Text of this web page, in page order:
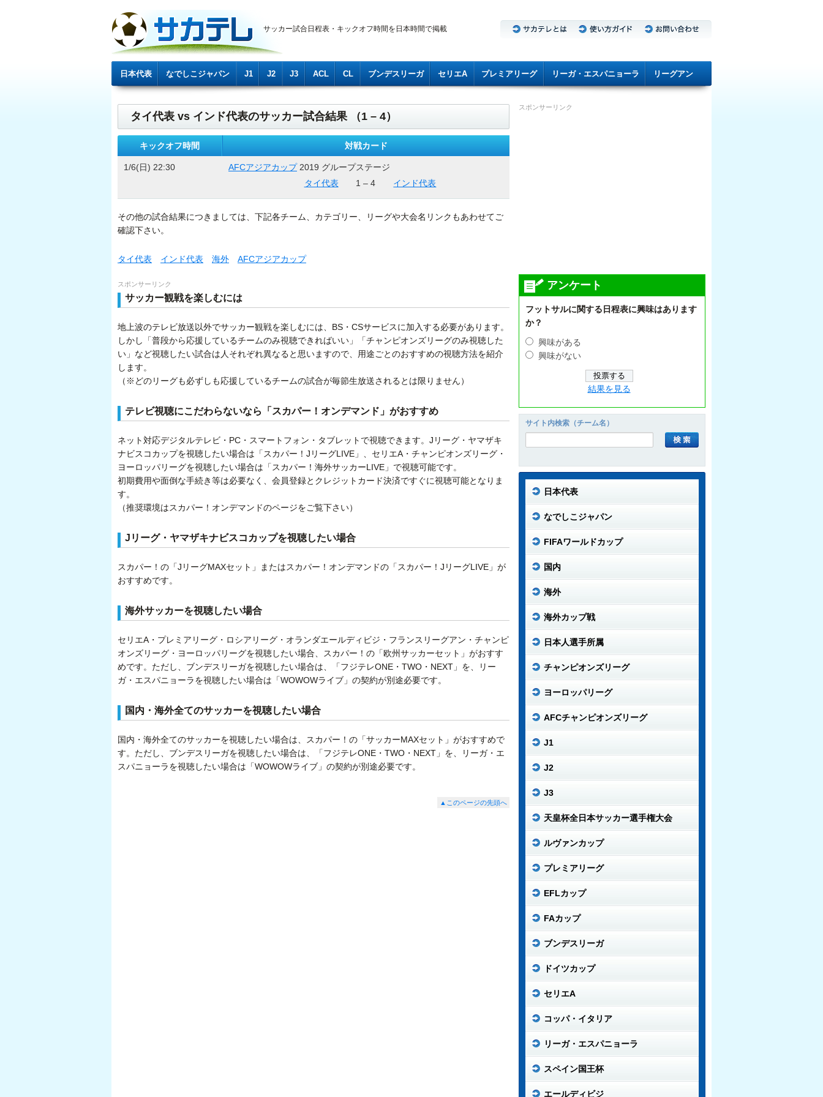
サッカー試合日程表・キックオフ時間を日本時間で掲載
日本代表 なでしこジャパン J1 J2 J3 ACL CL ブンデスリーガ セリエA プレミアリーグ リーガ・エスパニョーラ リーグアン
タイ代表 vs インド代表のサッカー試合結果 （1 – 4）
キックオフ時間 対戦カード
1/6(日) 22:30 AFCアジアカップ2019 グループステージ
タイ代表
1 – 4 インド代表
その他の試合結果につきましては、下記各チーム、カテゴリー、リーグや大会名リンクもあわせてご
確認下さい。
タイ代表 インド代表 海外 AFCアジアカップ
スポンサーリンク
サッカー観戦を楽しむには
地上波のテレビ放送以外でサッカー観戦を楽しむには、BS・CSサービスに加入する必要があります。
しかし「普段から応援しているチームのみ視聴できればいい」「チャンピオンズリーグのみ視聴した
い」など視聴したい試合は人それぞれ異なると思いますので、用途ごとのおすすめの視聴方法を紹介
します。
（※どのリーグも必ずしも応援しているチームの試合が毎節生放送されるとは限りません）
テレビ視聴にこだわらないなら「スカパー！オンデマンド」がおすすめ
ネット対応デジタルテレビ・PC・スマートフォン・タブレットで視聴できます。Jリーグ・ヤマザキ
ナビスコカップを視聴したい場合は「スカパー！JリーグLIVE」、セリエA・チャンピオンズリーグ・
ヨーロッパリーグを視聴したい場合は「スカパー！海外サッカーLIVE」で視聴可能です。
初期費用や面倒な手続き等は必要なく、会員登録とクレジットカード決済ですぐに視聴可能となりま
す。
（推奨環境はスカパー！オンデマンドのページをご覧下さい）
Jリーグ・ヤマザキナビスコカップを視聴したい場合
スカパー！の「JリーグMAXセット」またはスカパー！オンデマンドの「スカパー！JリーグLIVE」が
おすすめです。
海外サッカーを視聴したい場合
セリエA・プレミアリーグ・ロシアリーグ・オランダエールディビジ・フランスリーグアン・チャンピ
オンズリーグ・ヨーロッパリーグを視聴したい場合、スカパー！の「欧州サッカーセット」がおすす
めです。ただし、ブンデスリーガを視聴したい場合は、「フジテレONE・TWO・NEXT」を、リー
ガ・エスパニョーラを視聴したい場合は「WOWOWライブ」の契約が別途必要です。
国内・海外全てのサッカーを視聴したい場合
国内・海外全てのサッカーを視聴したい場合は、スカパー！の「サッカーMAXセット」がおすすめで
す。ただし、ブンデスリーガを視聴したい場合は、「フジテレONE・TWO・NEXT」を、リーガ・エ
スパニョーラを視聴したい場合は「WOWOWライブ」の契約が別途必要です。
▲このページの先頭へ
スポンサーリンク
アンケート
フットサルに関する日程表に興味はあります
か？
興味がある
興味がない
結果を見る
サイト内検索（チーム名）
日本代表
なでしこジャパン
FIFAワールドカップ
国内
海外
海外カップ戦
日本人選手所属
チャンピオンズリーグ
ヨーロッパリーグ
AFCチャンピオンズリーグ
J1
J2
J3
天皇杯全日本サッカー選手権大会
ルヴァンカップ
プレミアリーグ
EFLカップ
FAカップ
ブンデスリーガ
ドイツカップ
セリエA
コッパ・イタリア
リーガ・エスパニョーラ
スペイン国王杯
エールディビジ